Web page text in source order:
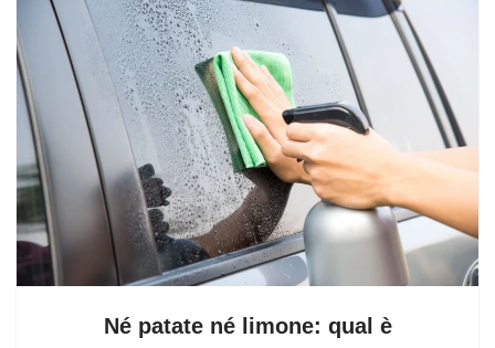
Né patate né limone: qual è